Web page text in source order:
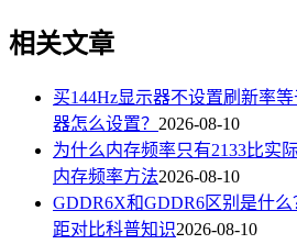
相关文章
买144Hz显示器不设置刷新率
器怎么设置？ 2026-08-10
为什么内存频率只有2133比实
内存频率方法2026-08-10
GDDR6X和GDDR6区别是什
距对比科普知识2026-08-10